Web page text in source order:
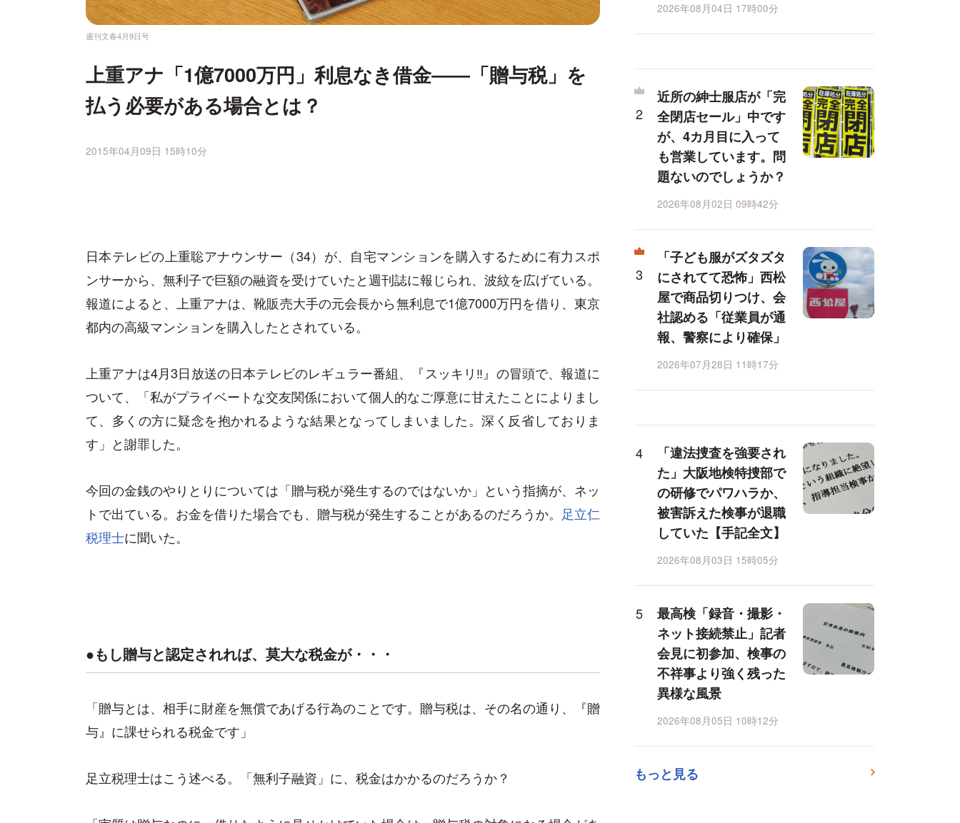
週刊文春4月9日号
上重アナ「1億7000万円」利息なき借金――「贈与税」を
払う必要がある場合とは？
2015年04月09日 15時10分
日本テレビの上重聡アナウンサー（34）が、自宅マンションを購入するために有力スポ
ンサーから、無利子で巨額の融資を受けていたと週刊誌に報じられ、波紋を広げている。
報道によると、上重アナは、靴販売大手の元会長から無利息で1億7000万円を借り、東京
都内の高級マンションを購入したとされている。
上重アナは4月3日放送の日本テレビのレギュラー番組、『スッキリ‼︎』の冒頭で、報道に
ついて、「私がプライベートな交友関係において個人的なご厚意に甘えたことによりまし
て、多くの方に疑念を抱かれるような結果となってしまいました。深く反省しておりま
す」と謝罪した。
今回の金銭のやりとりについては「贈与税が発生するのではないか」という指摘が、ネッ
トで出ている。お金を借りた場合でも、贈与税が発生することがあるのだろうか。 足立仁
税理士に聞いた。
●もし贈与と認定されれば、莫大な税金が・・・
「贈与とは、相手に財産を無償であげる行為のことです。贈与税は、その名の通り、『贈
与』に課せられる税金です」
足立税理士はこう述べる。「無利子融資」に、税金はかかるのだろうか？
2026年08月04日 17時00分
近所の紳士服店が「完
全閉店セール」中です
が、4カ月目に入って
も営業しています。問
題ないのでしょうか？
2026年08月02日 09時42分
「子ども服がズタズタ
にされてて恐怖」西松
屋で商品切りつけ、会
社認める「従業員が通
報、警察により確保」
2026年07月28日 11時17分
「違法捜査を強要され
た」大阪地検特捜部で
の研修でパワハラか、
被害訴えた検事が退職
していた【手記全文】
2026年08月03日 15時05分
最高検「録音・撮影・
ネット接続禁止」記者
会見に初参加、検事の
不祥事より強く残った
異様な風景
2026年08月05日 10時12分
もっと見る